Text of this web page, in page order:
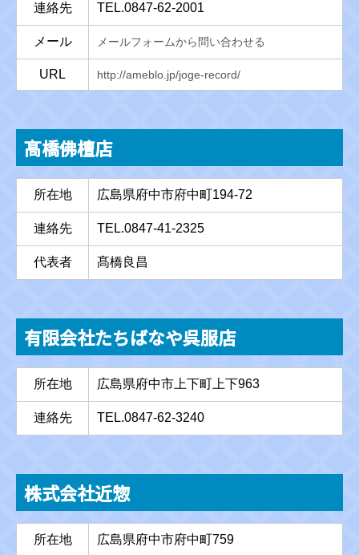
連絡先 TEL.0847-62-2001
メール メールフォームから問い合わせる
URL http://ameblo.jp/joge-record/
髙橋佛檀店
所在地 広島県府中市府中町194-72
連絡先 TEL.0847-41-2325
代表者 髙橋良昌
有限会社たちばなや呉服店
所在地 広島県府中市上下町上下963
連絡先 TEL.0847-62-3240
株式会社近惣
所在地 広島県府中市府中町759